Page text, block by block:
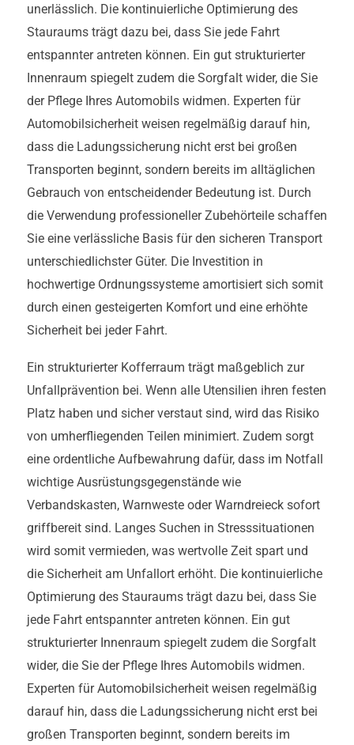
unerlässlich. Die kontinuierliche Optimierung des
Stauraums trägt dazu bei, dass Sie jede Fahrt
entspannter antreten können. Ein gut strukturierter
Innenraum spiegelt zudem die Sorgfalt wider, die Sie
der Pflege Ihres Automobils widmen. Experten für
Automobilsicherheit weisen regelmäßig darauf hin,
dass die Ladungssicherung nicht erst bei großen
Transporten beginnt, sondern bereits im alltäglichen
Gebrauch von entscheidender Bedeutung ist. Durch
die Verwendung professioneller Zubehörteile schaffen
Sie eine verlässliche Basis für den sicheren Transport
unterschiedlichster Güter. Die Investition in
hochwertige Ordnungssysteme amortisiert sich somit
durch einen gesteigerten Komfort und eine erhöhte
Sicherheit bei jeder Fahrt.
Ein strukturierter Kofferraum trägt maßgeblich zur
Unfallprävention bei. Wenn alle Utensilien ihren festen
Platz haben und sicher verstaut sind, wird das Risiko
von umherfliegenden Teilen minimiert. Zudem sorgt
eine ordentliche Aufbewahrung dafür, dass im Notfall
wichtige Ausrüstungsgegenstände wie
Verbandskasten, Warnweste oder Warndreieck sofort
griffbereit sind. Langes Suchen in Stresssituationen
wird somit vermieden, was wertvolle Zeit spart und
die Sicherheit am Unfallort erhöht. Die kontinuierliche
Optimierung des Stauraums trägt dazu bei, dass Sie
jede Fahrt entspannter antreten können. Ein gut
strukturierter Innenraum spiegelt zudem die Sorgfalt
wider, die Sie der Pflege Ihres Automobils widmen.
Experten für Automobilsicherheit weisen regelmäßig
darauf hin, dass die Ladungssicherung nicht erst bei
großen Transporten beginnt, sondern bereits im